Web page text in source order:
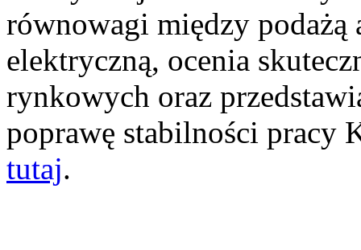
równowagi między podażą
elektryczną, ocenia
rynkowych oraz
poprawę stabilności pracy
tutaj.